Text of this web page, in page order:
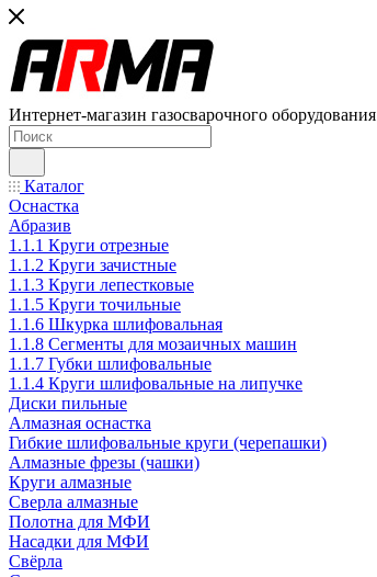
Интернет-магазин газосварочного оборудования
Каталог
Оснастка
Абразив
1.1.1 Круги отрезные
1.1.2 Круги зачистные
1.1.3 Круги лепестковые
1.1.5 Круги точильные
1.1.6 Шкурка шлифовальная
1.1.8 Сегменты для мозаичных машин
1.1.7 Губки шлифовальные
1.1.4 Круги шлифовальные на липучке
Диски пильные
Алмазная оснастка
Гибкие шлифовальные круги (черепашки)
Алмазные фрезы (чашки)
Круги алмазные
Сверла алмазные
Полотна для МФИ
Насадки для МФИ
Свёрла